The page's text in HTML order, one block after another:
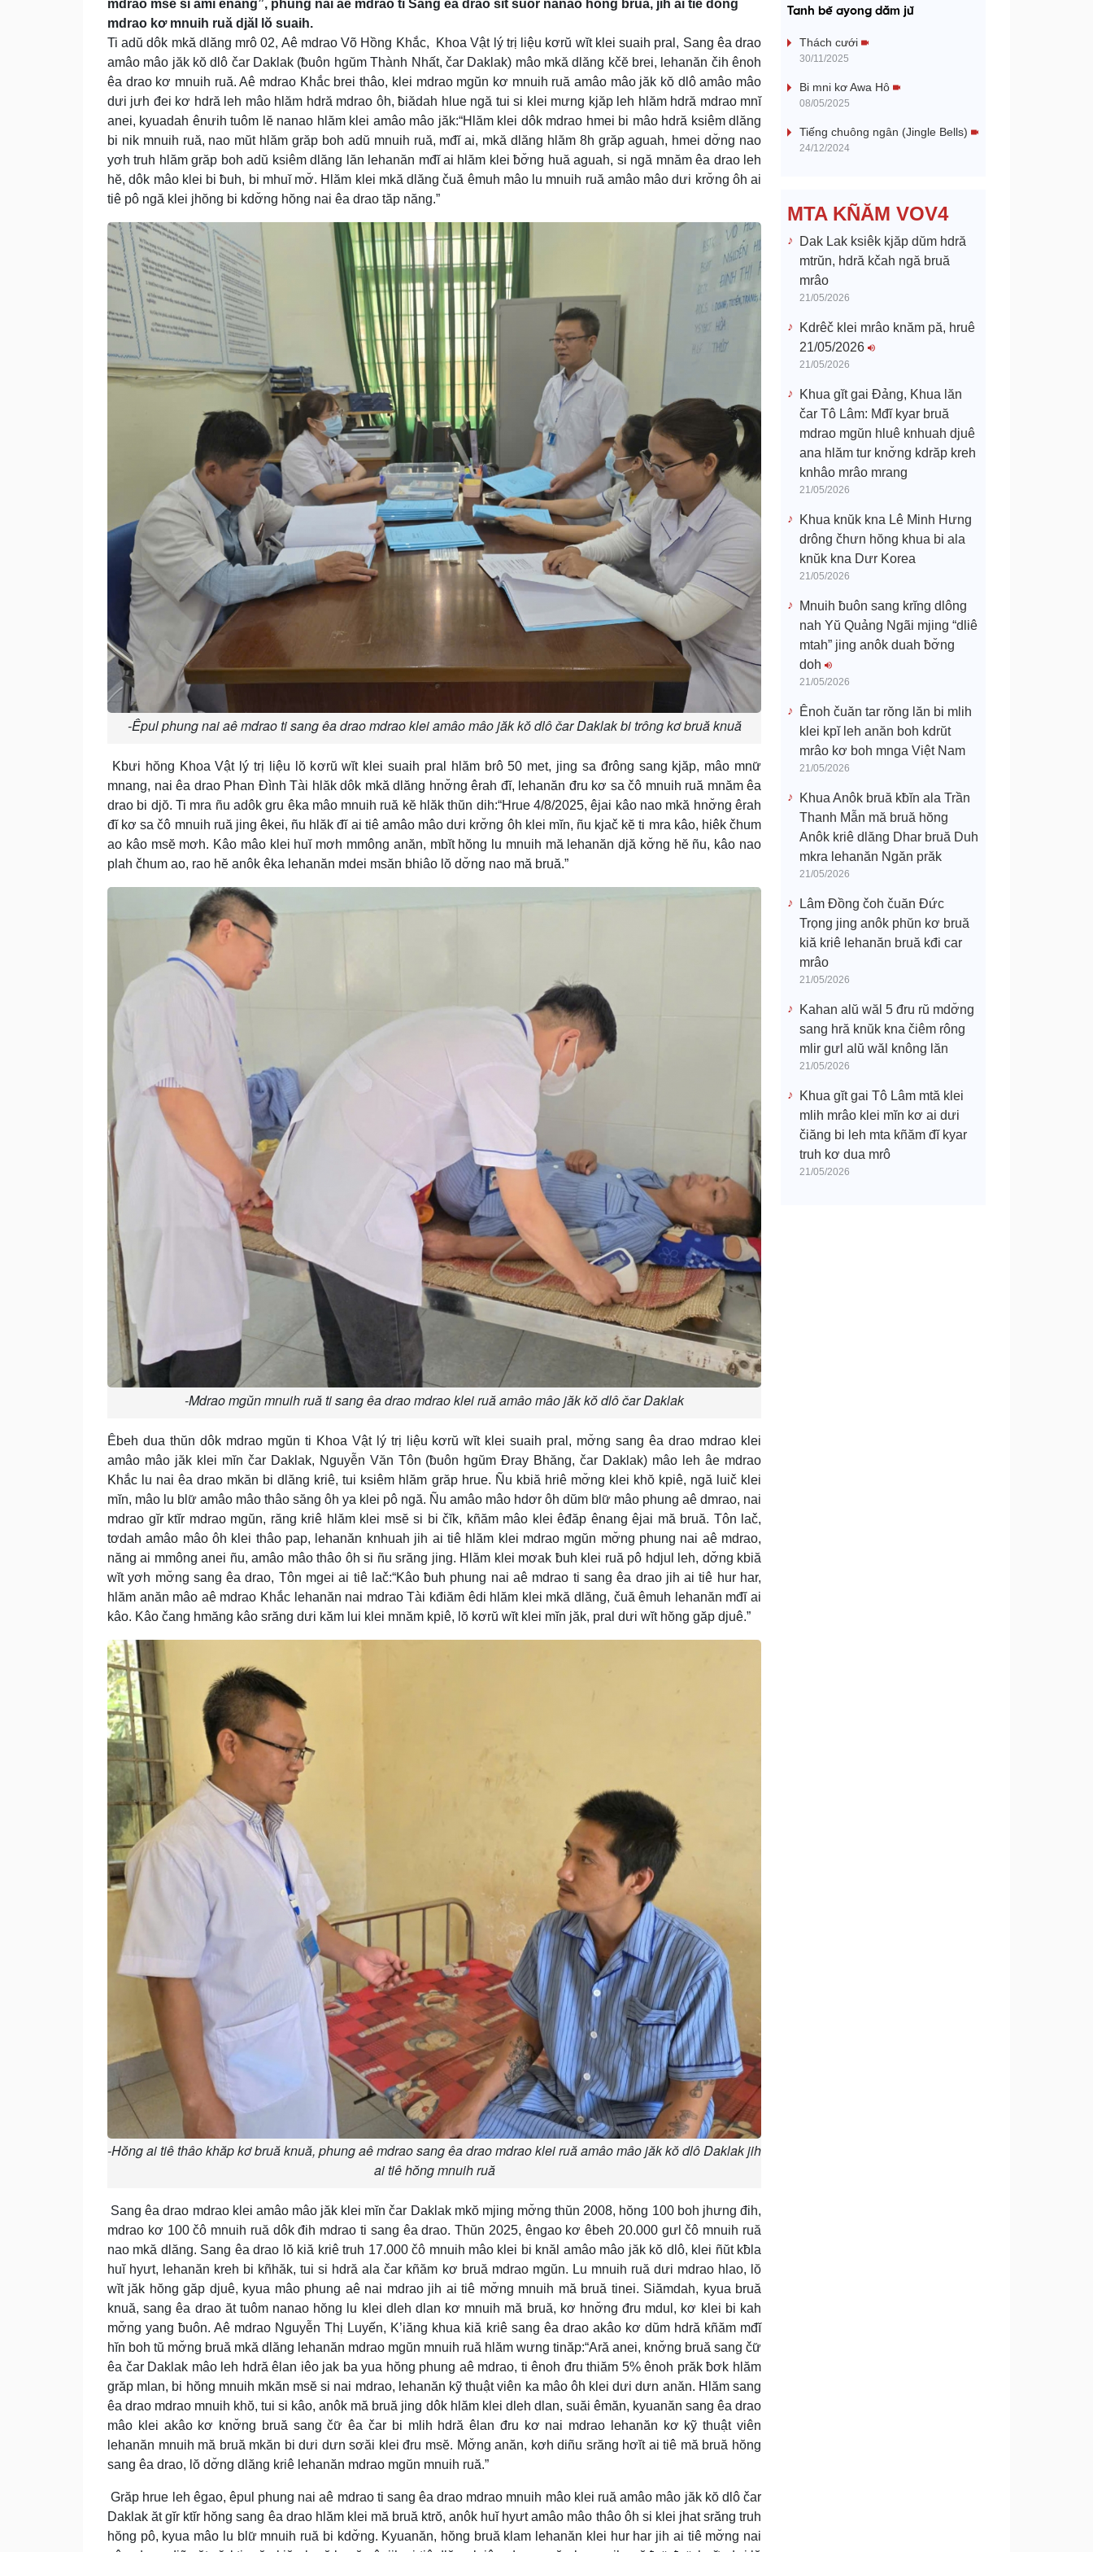
mdrao msĕ si amĭ ênang”, phung nai aê mdrao ti Sang êa drao sĭt suôr nanao hŏng bruă, jih ai tiê dŏng
mdrao kơ mnuih ruă djăl lŏ suaih.
Ti adŭ dôk mkă dlăng mrô 02, Aê mdrao Võ Hồng Khắc, Khoa Vật lý trị liệu kơrŭ wĭt klei suaih pral, Sang êa drao
amâo mâo jăk kŏ dlô čar Daklak (ƀuôn hgŭm Thành Nhất, čar Daklak) mâo mkă dlăng kčĕ brei, lehanăn čih ênoh
êa drao kơ mnuih ruă. Aê mdrao Khắc brei thâo, klei mdrao mgŭn kơ mnuih ruă amâo mâo jăk kŏ dlô amâo mâo
dưi jưh đei kơ hdră leh mâo hlăm hdră mdrao ôh, ƀiădah hlue ngă tui si klei mưng kjăp leh hlăm hdră mdrao mnĭ
anei, kyuadah ênưih tuôm lĕ nanao hlăm klei amâo mâo jăk:“Hlăm klei dôk mdrao hmei bi mâo hdră ksiêm dlăng
bi nik mnuih ruă, nao mŭt hlăm grăp boh adŭ mnuih ruă, mđĭ ai, mkă dlăng hlăm 8h grăp aguah, hmei dơ̆ng nao
yơh truh hlăm grăp boh adŭ ksiêm dlăng lăn lehanăn mđĭ ai hlăm klei ƀơ̆ng huă aguah, si ngă mnăm êa drao leh
hĕ, dôk mâo klei bi ƀuh, bi mhuĭ mơ̆. Hlăm klei mkă dlăng čuă êmuh mâo lu mnuih ruă amâo mâo dưi krơ̆ng ôh ai
tiê pô ngă klei jhŏng bi kdơ̆ng hŏng nai êa drao tăp năng.”
-Êpul phung nai aê mdrao ti sang êa drao mdrao klei amâo mâo jăk kŏ dlô čar Daklak bi trông kơ bruă knuă
Kbưi hŏng Khoa Vật lý trị liệu lŏ kơrŭ wĭt klei suaih pral hlăm brô 50 met, jing sa đrông sang kjăp, mâo mnư̆
mnang, nai êa drao Phan Đình Tài hlăk dôk mkă dlăng hnơ̆ng êrah đĭ, lehanăn đru kơ sa čô mnuih ruă mnăm êa
drao bi djŏ. Ti mra ñu adôk gru êka mâo mnuih ruă kĕ hlăk thŭn dih:“Hrue 4/8/2025, êjai kâo nao mkă hnơ̆ng êrah
đĭ kơ sa čô mnuih ruă jing êkei, ñu hlăk đĭ ai tiê amâo mâo dưi krơ̆ng ôh klei mĭn, ñu kjač kĕ ti mra kâo, hiêk čhum
ao kâo msĕ mơh. Kâo mâo klei huĭ mơh mmông anăn, mbĭt hŏng lu mnuih mă lehanăn djă kơ̆ng hĕ ñu, kâo nao
plah čhum ao, rao hĕ anôk êka lehanăn mdei msăn bhiâo lŏ dơ̆ng nao mă bruă.”
-Mdrao mgŭn mnuih ruă ti sang êa drao mdrao klei ruă amâo mâo jăk kŏ dlô čar Daklak
Êbeh dua thŭn dôk mdrao mgŭn ti Khoa Vật lý trị liệu kơrŭ wĭt klei suaih pral, mơ̆ng sang êa drao mdrao klei
amâo mâo jăk klei mĭn čar Daklak, Nguyễn Văn Tôn (ƀuôn hgŭm Đray Bhăng, čar Daklak) mâo leh âe mdrao
Khắc lu nai êa drao mkăn bi dlăng kriê, tui ksiêm hlăm grăp hrue. Ñu kbiă hriê mơ̆ng klei khŏ kpiê, ngă luič klei
mĭn, mâo lu blư̆ amâo mâo thâo săng ôh ya klei pô ngă. Ñu amâo mâo hdơr ôh dŭm blư̆ mâo phung aê dmrao, nai
mdrao gĭr ktĭr mdrao mgŭn, răng kriê hlăm klei msĕ si bi čĭk, kñăm mâo klei êđăp ênang êjai mă bruă. Tôn lač,
tơdah amâo mâo ôh klei thâo pap, lehanăn knhuah jih ai tiê hlăm klei mdrao mgŭn mơ̆ng phung nai aê mdrao,
năng ai mmông anei ñu, amâo mâo thâo ôh si ñu srăng jing. Hlăm klei mơak ƀuh klei ruă pô hdjul leh, dơ̆ng kbiă
wĭt yơh mơ̆ng sang êa drao, Tôn mgei ai tiê lač:“Kâo ƀuh phung nai aê mdrao ti sang êa drao jih ai tiê hur har,
hlăm anăn mâo aê mdrao Khắc lehanăn nai mdrao Tài kđiăm êdi hlăm klei mkă dlăng, čuă êmuh lehanăn mđĭ ai
kâo. Kâo čang hmăng kâo srăng dưi kăm lui klei mnăm kpiê, lŏ kơrŭ wĭt klei mĭn jăk, pral dưi wĭt hŏng găp djuê.”
-Hŏng ai tiê thâo khăp kơ bruă knuă, phung aê mdrao sang êa drao mdrao klei ruă amâo mâo jăk kŏ dlô Daklak jih
ai tiê hŏng mnuih ruă
Sang êa drao mdrao klei amâo mâo jăk klei mĭn čar Daklak mkŏ mjing mơ̆ng thŭn 2008, hŏng 100 boh jhưng đih,
mdrao kơ 100 čô mnuih ruă dôk đih mdrao ti sang êa drao. Thŭn 2025, êngao kơ êbeh 20.000 gưl čô mnuih ruă
nao mkă dlăng. Sang êa drao lŏ kiă kriê truh 17.000 čô mnuih mâo klei bi knăl amâo mâo jăk kŏ dlô, klei ñŭt kƀla
huĭ hyưt, lehanăn kreh bi kñhăk, tui si hdră ala čar kñăm kơ bruă mdrao mgŭn. Lu mnuih ruă dưi mdrao hlao, lŏ
wĭt jăk hŏng găp djuê, kyua mâo phung aê nai mdrao jih ai tiê mơ̆ng mnuih mă bruă tinei. Siămdah, kyua bruă
knuă, sang êa drao ăt tuôm nanao hŏng lu klei dleh dlan kơ mnuih mă bruă, kơ hnơ̆ng đru mdul, kơ klei bi kah
mơ̆ng yang ƀuôn. Aê mdrao Nguyễn Thị Luyến, K’iăng khua kiă kriê sang êa drao akâo kơ dŭm hdră kñăm mđĭ
hĭn boh tŭ mơ̆ng bruă mkă dlăng lehanăn mdrao mgŭn mnuih ruă hlăm wưng tinăp:“Ară anei, knơ̆ng bruă sang čư̆
êa čar Daklak mâo leh hdră êlan iêo jak ba yua hŏng phung aê mdrao, ti ênoh đru thiăm 5% ênoh prăk ƀơk hlăm
grăp mlan, bi hŏng mnuih mkăn msĕ si nai mdrao, lehanăn kỹ thuật viên ka mâo ôh klei dưi dưn anăn. Hlăm sang
êa drao mdrao mnuih khŏ, tui si kâo, anôk mă bruă jing dôk hlăm klei dleh dlan, suăi êmăn, kyuanăn sang êa drao
mâo klei akâo kơ knơ̆ng bruă sang čư̆ êa čar bi mlih hdră êlan đru kơ nai mdrao lehanăn kơ kỹ thuật viên
lehanăn mnuih mă bruă mkăn bi dưi dưn sơăi klei đru msĕ. Mơ̆ng anăn, kơh diñu srăng hơĭt ai tiê mă bruă hŏng
sang êa drao, lŏ dơ̆ng dlăng kriê lehanăn mdrao mgŭn mnuih ruă.”
Grăp hrue leh êgao, êpul phung nai aê mdrao ti sang êa drao mdrao mnuih mâo klei ruă amâo mâo jăk kŏ dlô čar
Daklak ăt gĭr ktĭr hŏng sang êa drao hlăm klei mă bruă ktrŏ, anôk huĭ hyưt amâo mâo thâo ôh si klei jhat srăng truh
hŏng pô, kyua mâo lu blư̆ mnuih ruă bi kdơ̆ng. Kyuanăn, hŏng bruă klam lehanăn klei hur har jih ai tiê mơ̆ng nai
a
V
o
Tanh bĕ ayong dăm jŭ
Thách cưới
30/11/2025
Bi mni kơ Awa Hô
08/05/2025
Tiếng chuông ngân (Jingle Bells)
24/12/2024
MTA KÑĂM VOV4
Dak Lak ksiêk kjăp dŭm hdră
mtrŭn, hdră kčah ngă bruă
mrâo
21/05/2026
Kdrêč klei mrâo knăm pă, hruê
21/05/2026
21/05/2026
Khua gĭt gai Đảng, Khua lăn
čar Tô Lâm: Mđĭ kyar bruă
mdrao mgŭn hluê knhuah djuê
ana hlăm tur knơ̆ng kdrăp kreh
knhâo mrâo mrang
21/05/2026
Khua knŭk kna Lê Minh Hưng
drông čhưn hŏng khua bi ala
knŭk kna Dưr Korea
21/05/2026
Mnuih ƀuôn sang krĭng dlông
nah Yŭ Quảng Ngãi mjing “dliê
mtah” jing anôk duah ƀơ̆ng
doh
21/05/2026
Ênoh čuăn tar rŏng lăn bi mlih
klei kpĭ leh anăn boh kdrŭt
mrâo kơ boh mnga Việt Nam
21/05/2026
Khua Anôk bruă kƀĭn ala Trần
Thanh Mẫn mă bruă hŏng
Anôk kriê dlăng Dhar bruă Duh
mkra lehanăn Ngăn prăk
21/05/2026
Lâm Đồng čoh čuăn Đức
Trọng jing anôk phŭn kơ bruă
kiă kriê lehanăn bruă kđi car
mrâo
21/05/2026
Kahan alŭ wăl 5 đru rŭ mdơ̆ng
sang hră knŭk kna čiêm rông
mlir gưl alŭ wăl knông lăn
21/05/2026
Khua gĭt gai Tô Lâm mtă klei
mlih mrâo klei mĭn kơ ai dưi
čiăng bi leh mta kñăm đĭ kyar
truh kơ dua mrô
21/05/2026